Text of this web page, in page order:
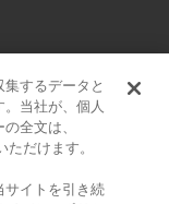
ンドコンシュー
手グローバルサ
するデータと
当社が、個人
全文は、
ただけます。
サイトを引き続